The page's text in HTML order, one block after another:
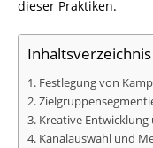
dieser Praktiken.
Inhaltsverzeichnis
Festlegung von
Kreative Entwicklung
Kanalauswahl und